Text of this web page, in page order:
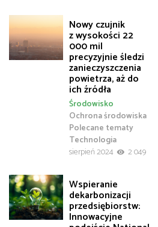
Nowy czujnik
z wysokości 22
000 mil
precyzyjnie śledzi
zanieczyszczenia
powietrza, aż do
ich źródła
Ochrona środowiska
Polecane tematy
Środowisko
Technologia
sierpień 2024
2 049
Wspieranie
dekarbonizacji
przedsiębiorstw:
Innowacyjne